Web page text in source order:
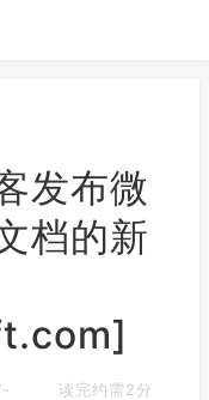
发布微
档的新
读完约需2分